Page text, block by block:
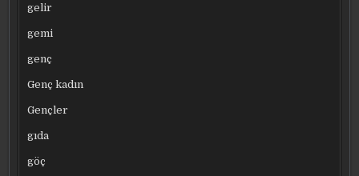
gelir
gemi
genç
Genç kadın
Gençler
gıda
göç